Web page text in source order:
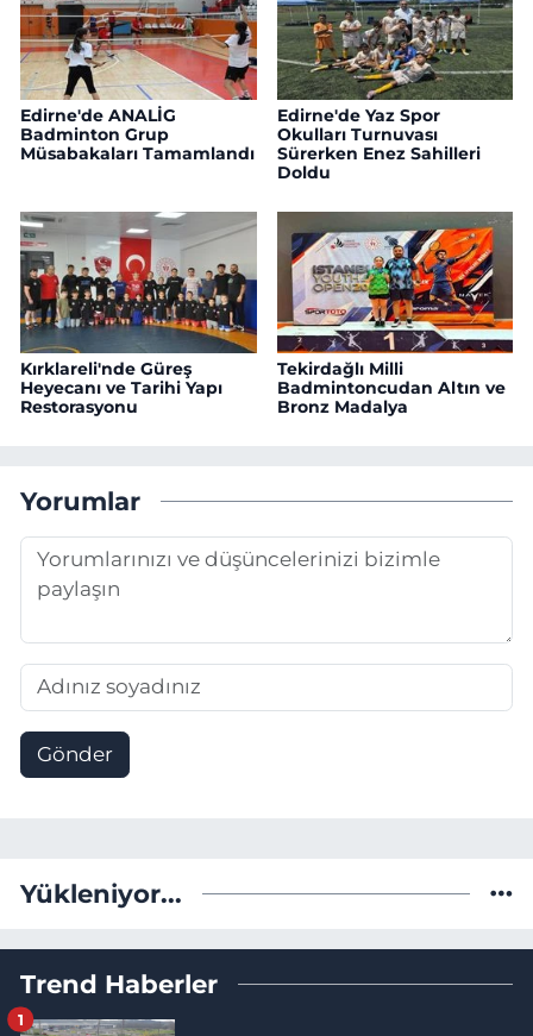
Edirne'de ANALİG
Badminton Grup
Müsabakaları Tamamlandı
Edirne'de Yaz Spor
Okulları Turnuvası
Sürerken Enez Sahilleri
Doldu
Kırklareli'nde Güreş
Heyecanı ve Tarihi Yapı
Restorasyonu
Tekirdağlı Milli
Badmintoncudan Altın ve
Bronz Madalya
Yorumlar
Gönder
Yükleniyor...
Trend Haberler
1